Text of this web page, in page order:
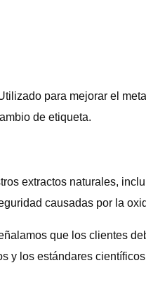
para mejorar el
de etiqueta.
extractos naturales,
causadas por la
que los clientes
y los estándares